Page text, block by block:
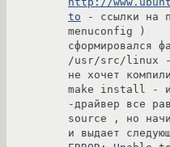
to - ссылки на
menuconfig )
сформировался
/usr/src/linux -
не хочет
make install -
-драйвер все
source , но
и выдает